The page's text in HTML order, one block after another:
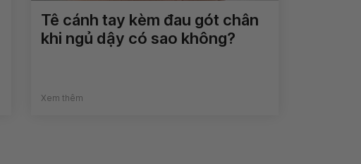
Tê cánh tay kèm đau gót chân
khi ngủ dậy có sao không?
Xem thêm